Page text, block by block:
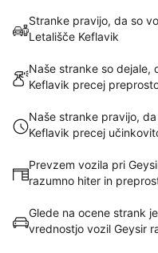
Stranke pravijo, da so
Letališče Keflavik
Naše stranke so dejale,
Keflavik precej
Naše stranke pravijo,
Keflavik precej
Prevzem vozila pri
razumno hiter in
Glede na ocene strank
vrednostjo vozil Geysir